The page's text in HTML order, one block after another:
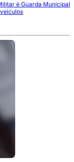
e Guarda Municipal